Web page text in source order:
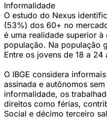
Informalidade
O estudo do Nexus
(53%) dos 60+ no
é uma realidade superior
população. Na população
Entre os jovens de 18 a 24
O IBGE considera
assinada e autônomos
informalidade, os
direitos como férias,
Social e décimo terceiro